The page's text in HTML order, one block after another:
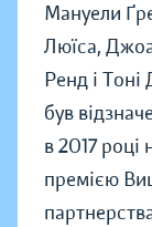
Мануели
Люїса,
Ренд і Тоні
був
в 2017
премією